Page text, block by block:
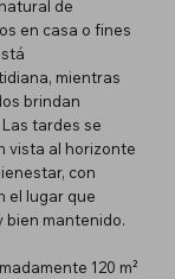
de
en casa o fines
mientras
brindan
tardes se
vista al horizonte
con
el lugar que
bien mantenido.
120 m²